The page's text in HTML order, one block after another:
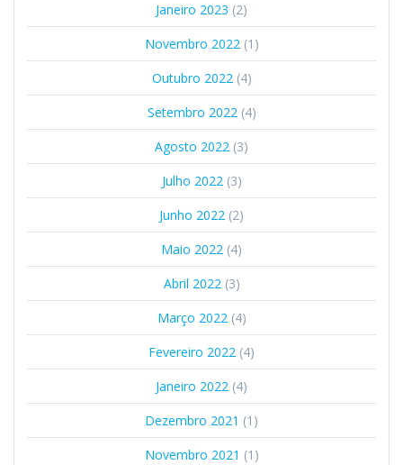
Janeiro 2023 (2)
Novembro 2022(1)
Outubro 2022(4)
Setembro 2022(4)
Agosto 2022 (3)
Julho 2022(3)
Junho 2022 (2)
Maio 2022 (4)
Abril 2022(3)
Março 2022(4)
Fevereiro 2022 (4)
Janeiro 2022 (4)
Dezembro 2021 (1)
Novembro 2021 (1)